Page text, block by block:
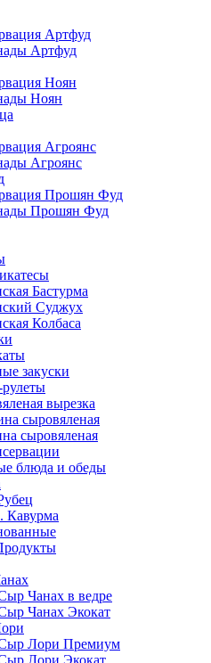
Артфуд
Артфуд
Ноян
Ноян
Агроянс
Агроянс
Прошян Фуд
Прошян Фуд
Бастурма
Суджух
Колбаса
закуски
вырезка
сыровяленая
сыровяленая
блюда и обеды
Кавурма
Чанах в ведре
Чанах Экокат
Лори Премиум
Лори Экокат